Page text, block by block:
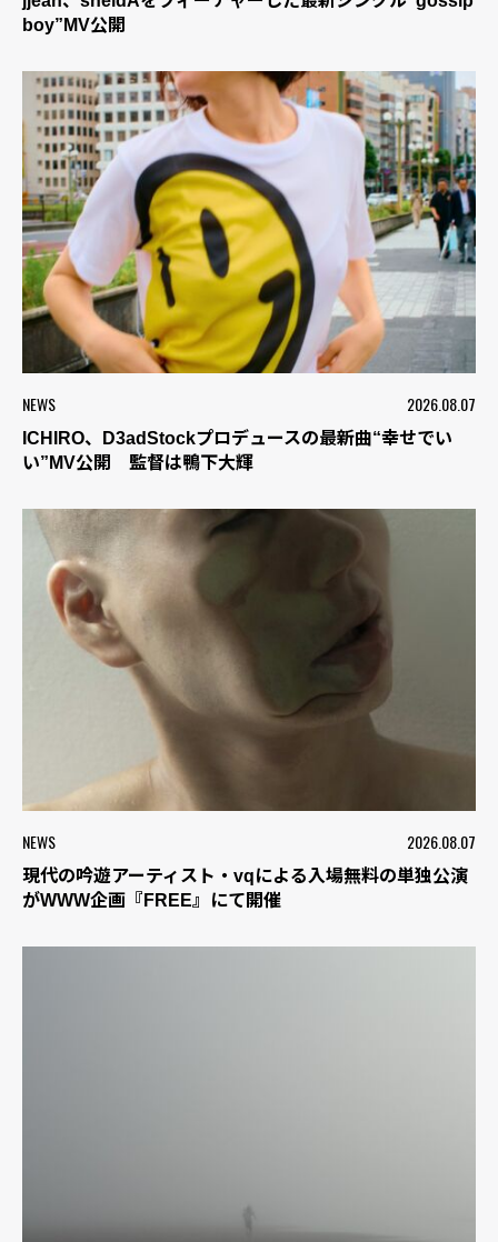
boy”MV公開
NEWS 2026.08.07
ICHIRO、D3adStockプロデュースの最新曲“幸せでい
い”MV公開 監督は鴨下大輝
NEWS 2026.08.07
現代の吟遊アーティスト・vqによる入場無料の単独公演
がWWW企画『FREE』にて開催